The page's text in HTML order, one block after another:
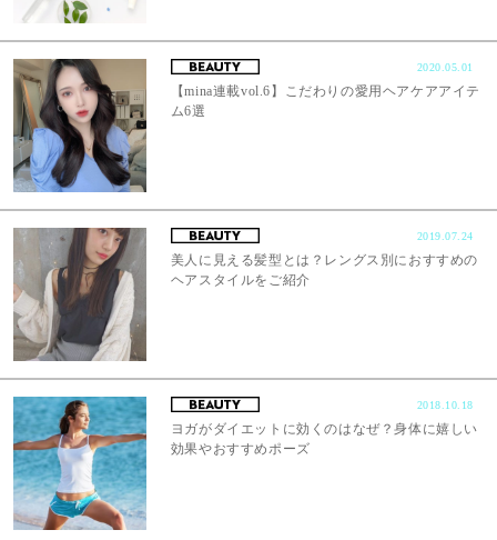
2020.05.01
【mina連載vol.6】こだわりの愛用ヘアケアアイテ
ム6選
2019.07.24
美人に見える髪型とは？レングス別におすすめの
ヘアスタイルをご紹介
2018.10.18
ヨガがダイエットに効くのはなぜ？身体に嬉しい
効果やおすすめポーズ